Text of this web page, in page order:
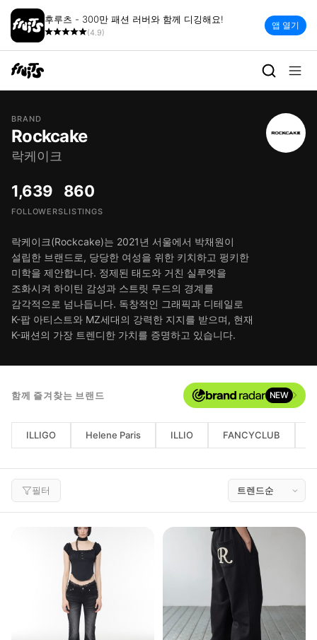
후루츠 - 300만 패션 러버와 함께 디깅해요!
(4.9)
앱 열기
BRAND
Rockcake
락케이크
1,639
FOLLOWERS
860
LISTINGS
락케이크(Rockcake)는 2021년 서울에서 박채원이
설립한 브랜드로, 당당한 여성을 위한 키치하고 펑키한
미학을 제안합니다. 정제된 태도와 거친 실루엣을
조화시켜 하이틴 감성과 스트릿 무드의 경계를
감각적으로 넘나듭니다. 독창적인 그래픽과 디테일로
K-팝 아티스트와 MZ세대의 강력한 지지를 받으며, 현재
K-패션의 가장 트렌디한 가치를 증명하고 있습니다.
함께 즐겨찾는 브랜드 NEW
ILLIGO Helene Paris ILLIO FANCYCLUB
필터